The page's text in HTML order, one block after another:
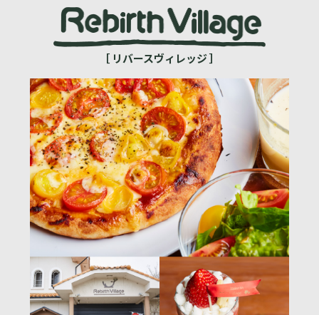
［ リバースヴィレッジ ］